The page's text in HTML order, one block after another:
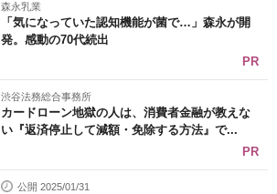
森永乳業
「気になっていた認知機能が菌で…」森永が開
発。感動の70代続出
PR
渋谷法務総合事務所
カードローン地獄の人は、消費者金融が教えな
い『返済停止して減額・免除する方法』で...
PR
公開 2025/01/31